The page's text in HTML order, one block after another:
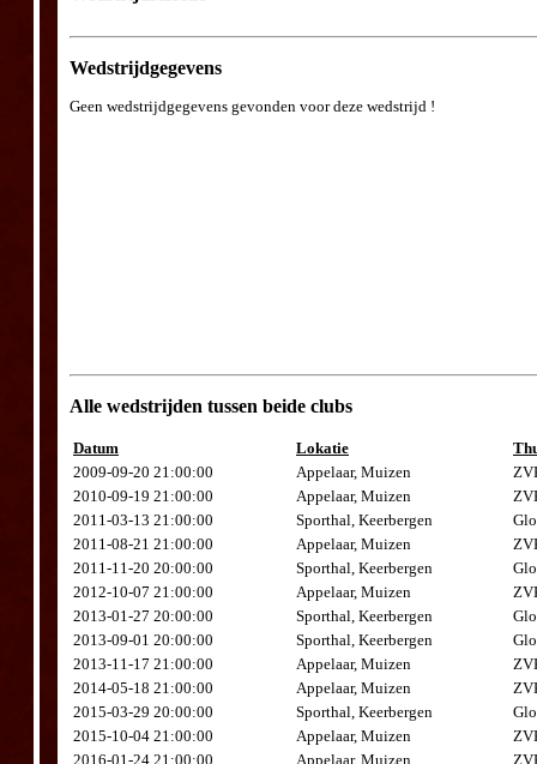
Wedstrijdgegevens
Geen wedstrijdgegevens gevonden voor deze wedstrijd !
Alle wedstrijden tussen beide clubs
Datum Lokatie
2009-09-20 21:00:00
Appelaar, Muizen
2010-09-19 21:00:00
Appelaar, Muizen
2011-03-13 21:00:00
Sporthal, Keerbergen
2011-08-21 21:00:00
Appelaar, Muizen
2011-11-20 20:00:00
Sporthal, Keerbergen
2012-10-07 21:00:00
Appelaar, Muizen
2013-01-27 20:00:00
Sporthal, Keerbergen
2013-09-01 20:00:00
Sporthal, Keerbergen
2013-11-17 21:00:00
Appelaar, Muizen
2014-05-18 21:00:00
Appelaar, Muizen
2015-03-29 20:00:00
Sporthal, Keerbergen
2015-10-04 21:00:00
Appelaar, Muizen
2016-01-24 21:00:00
Appelaar, Muizen